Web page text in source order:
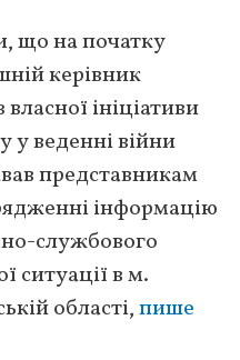
що на початку
керівник
ініціативи
у веденні війни
представникам
інформацію
службового
ситуації в м.
області,пише